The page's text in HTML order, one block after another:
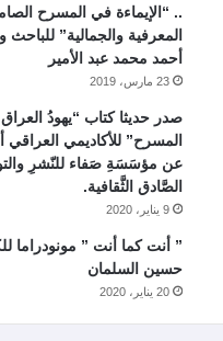
.. “الإيماءة في المسرح
المعرفية والجمالية” للباحث
أحمد محمد عبد الأمير
23 مارس، 2019
صدر حديثا كتاب “يهودُ
المسرح” للأكاديمي العراقي
عن مؤسَسَةِ صَفاء للنّشرِ
الصَّادق الثَّقافية.
9 يناير، 2020
” أنت كما أنت ” مونودراما
حسين السلمان
20 يناير، 2020